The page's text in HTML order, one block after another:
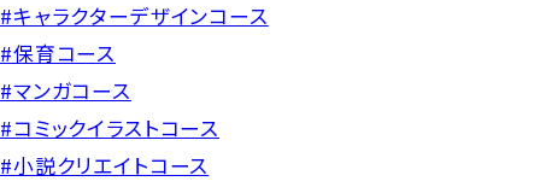
#キャラクターデザインコース
#保育コース
#マンガコース
#コミックイラストコース
#小説クリエイトコース